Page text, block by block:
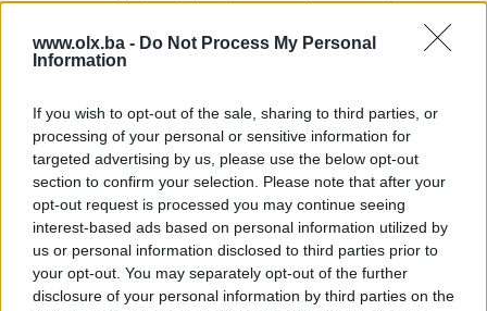
www.olx.ba - Do Not Process My Personal
Information
If you wish to opt-out of the sale, sharing to third parties, or
processing of your personal or sensitive information for
targeted advertising by us, please use the below opt-out
section to confirm your selection. Please note that after your
opt-out request is processed you may continue seeing
interest-based ads based on personal information utilized by
us or personal information disclosed to third parties prior to
your opt-out. You may separately opt-out of the further
disclosure of your personal information by third parties on the
. Moje naj iskrenije preporuke za saradnju sa
saradnji Kad bi ovakvih iskrenih i postenih ljudi
Sjajno poslovanje sa gospodinom, veoma
strpljiv i korektan u svakom pogledu.
djale
Odlican kupac sve preporuke